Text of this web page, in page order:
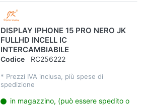
DISPLAY IPHONE 15 PRO NERO JK
FULLHD INCELL IC
INTERCAMBIABILE
Codice RC256222
* Prezzi IVA inclusa, più spese di
spedizione
in magazzino, (può essere spedito o